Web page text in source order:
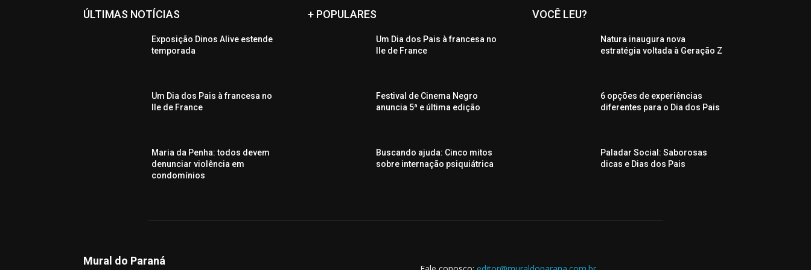
ÚLTIMAS NOTÍCIAS
Exposição Dinos Alive estende
temporada
Um Dia dos Pais à francesa no
Ile de France
Maria da Penha: todos devem
denunciar violência em
condomínios
+ POPULARES
Um Dia dos Pais à francesa no
Ile de France
Festival de Cinema Negro
anuncia 5ª e última edição
Buscando ajuda: Cinco mitos
sobre internação psiquiátrica
VOCÊ LEU?
Natura inaugura nova
estratégia voltada à Geração Z
6 opções de experiências
diferentes para o Dia dos Pais
Paladar Social: Saborosas
dicas e Dias dos Pais
Mural do Paraná